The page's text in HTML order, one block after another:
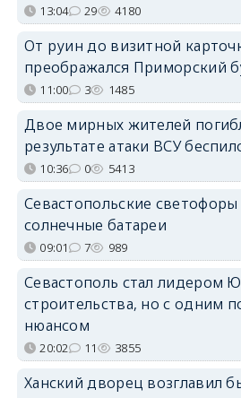
13:04 29 4180
От руин до визитной
преображался Приморский
11:00 3 1485
Двое мирных жителей
результате атаки ВСУ
10:36 0 5413
Севастопольские
солнечные батареи
09:01 7 989
Севастополь стал лидером
строительства, но с одним
нюансом
20:02 11 3855
Ханский дворец возглавил